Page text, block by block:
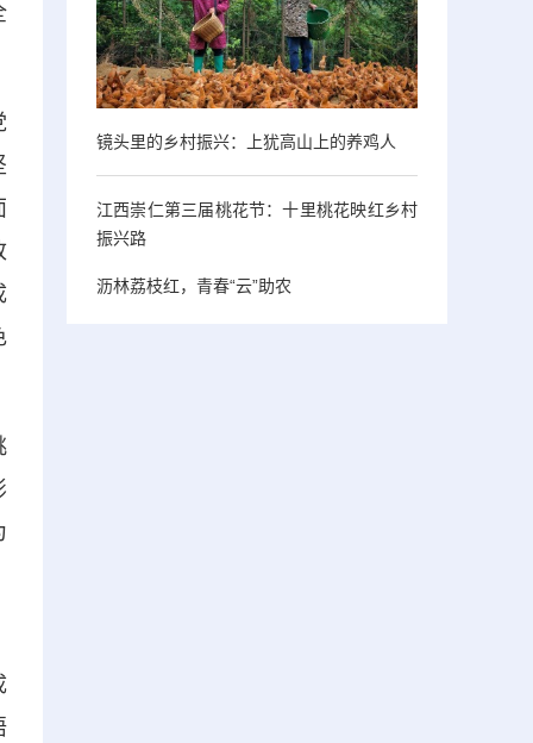
镜头里的乡村振兴：上犹高山上的养鸡人
江西崇仁第三届桃花节：十里桃花映红乡村
振兴路
沥林荔枝红，青春“云”助农